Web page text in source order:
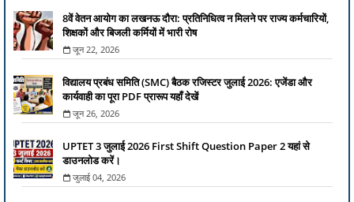
8वें वेतन आयोग का लखनऊ दौरा: प्रतिनिधित्व न मिलने पर राज्य कर्मचारियों,
शिक्षकों और बिजली कर्मियों में भारी रोष
जून 22, 2026
विद्यालय प्रबंध समिति (SMC) बैठक रजिस्टर जुलाई 2026: एजेंडा और
कार्यवाही का पूरा PDF प्रारूप यहाँ देखें
जून 26, 2026
UPTET 3 जुलाई 2026 First Shift Question Paper 2 यहां से
डाउनलोड करें।
जुलाई 04, 2026